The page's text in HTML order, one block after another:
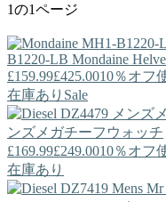
1の1ページ
B1220-LB Mondaine
£159.99£425.0010％オフ
在庫あり Sale
ンズメガチーフウォッチ
£169.99£249.0010％オフ
在庫あり